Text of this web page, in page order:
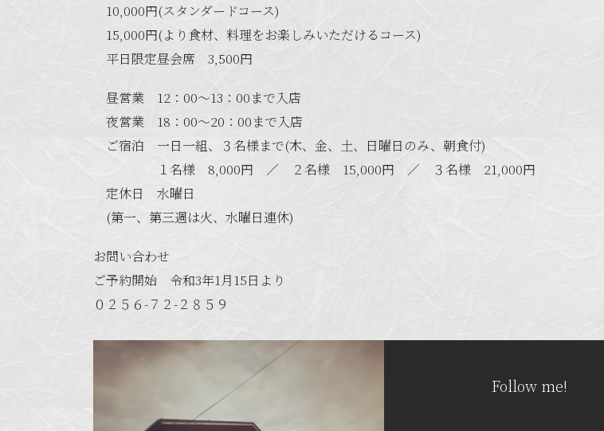
10,000円(スタンダードコース)
15,000円(より食材、料理をお楽しみいただけるコース)
平日限定昼会席 3,500円
昼営業 12：00～13：00まで入店
夜営業 18：00～20：00まで入店
ご宿泊 一日一組、３名様まで(木、金、土、日曜日のみ、朝食付)
１名様 8,000円 ／ ２名様 15,000円 ／ ３名様 21,000円
定休日 水曜日
(第一、第三週は火、水曜日連休)
お問い合わせ
ご予約開始 令和3年1月15日より
０２５６-７２-２８５９
Follow me!